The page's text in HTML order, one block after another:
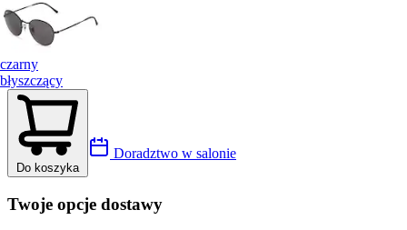
czarny
błyszczący
Do koszyka
Doradztwo w salonie
Twoje opcje dostawy